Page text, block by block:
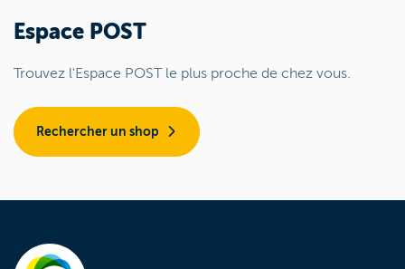
Espace POST
Trouvez l'Espace POST le plus proche de chez vous.
Rechercher un shop